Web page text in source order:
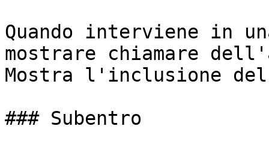
Quando interviene in
mostrare chiamare
Mostra l'inclusione
### Subentro